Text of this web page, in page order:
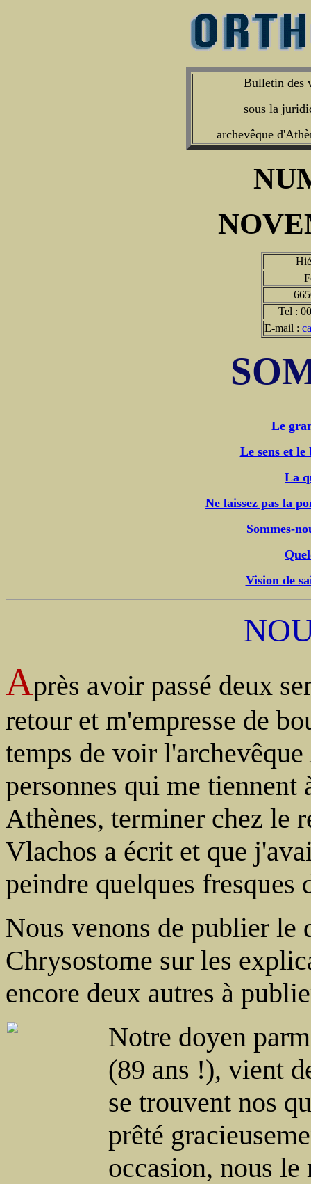
Bulletin des
sous la
archevêque
Tel :
E-mail :
Le
Le sens et
La
Ne laissez pas la
Sommes-
Vision de
Après avoir passé deux
retour et m'empresse de
temps de voir
personnes qui me tiennent
Athènes, terminer chez le
Vlachos a écrit et que
peindre quelques fresques
Nous venons de publier le
Chrysostome sur les
encore deux autres à
Notre doyen
(89 ans !), vient
se trouvent nos
prêté
occasion, nous le